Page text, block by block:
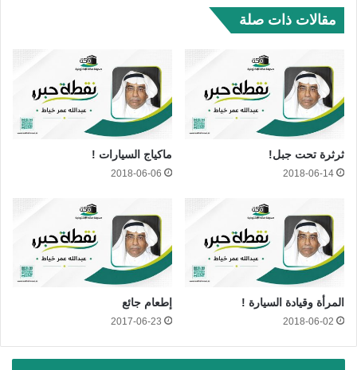
مقالات ذات صلة
ثرثرة تحت جبل!
2018-06-14
ماكياج السيارات !
2018-06-06
المرأة وقيادة السيارة !
2018-06-02
إطعام جائع
2017-06-23